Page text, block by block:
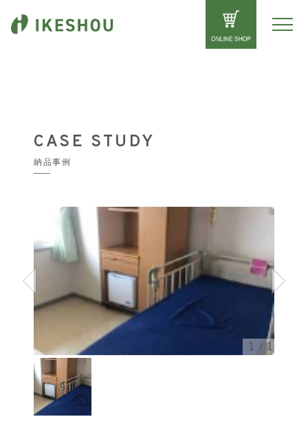
CASE STUDY
納品事例
1 / 1
Previous Next